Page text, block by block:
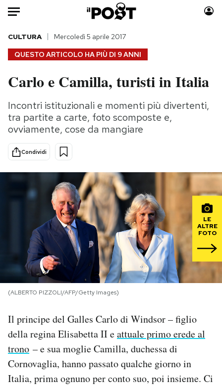
Auto
HOME
Italia
Politica
Tecnologia
Scienza
Economia
Sport
Moda
Consumismi
Storie/Idee
Altrecose
Mondiali calcio 2026
PODCAST
NEWSLETTER
SHOP
CALENDARIO
QUESTO ARTICOLO HA PIÙ DI 9 ANNI
CULTURA Mercoledì 5 aprile 2017
Carlo e Camilla, turisti in Italia
Incontri istituzionali e momenti più divertenti,
tra partite a carte, foto scomposte e,
ovviamente, cose da mangiare
Condividi
LE
ALTRE
FOTO
(ALBERTO PIZZOLI/AFP/Getty Images)
Il principe del Galles Carlo di Windsor – figlio
della regina Elisabetta II eattuale primo erede al
trono – e sua moglie Camilla, duchessa di
Cornovaglia, hanno passato qualche giorno in
Italia, prima ognuno per conto suo, poi insieme. Ci